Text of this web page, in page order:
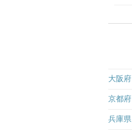
大阪府
京都府
兵庫県